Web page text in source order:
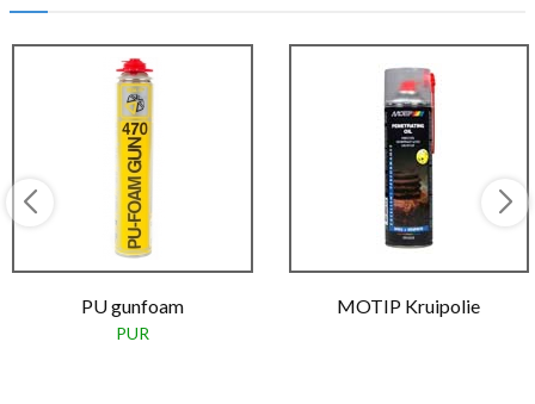
PU gunfoam
PUR
MOTIP Kruipolie